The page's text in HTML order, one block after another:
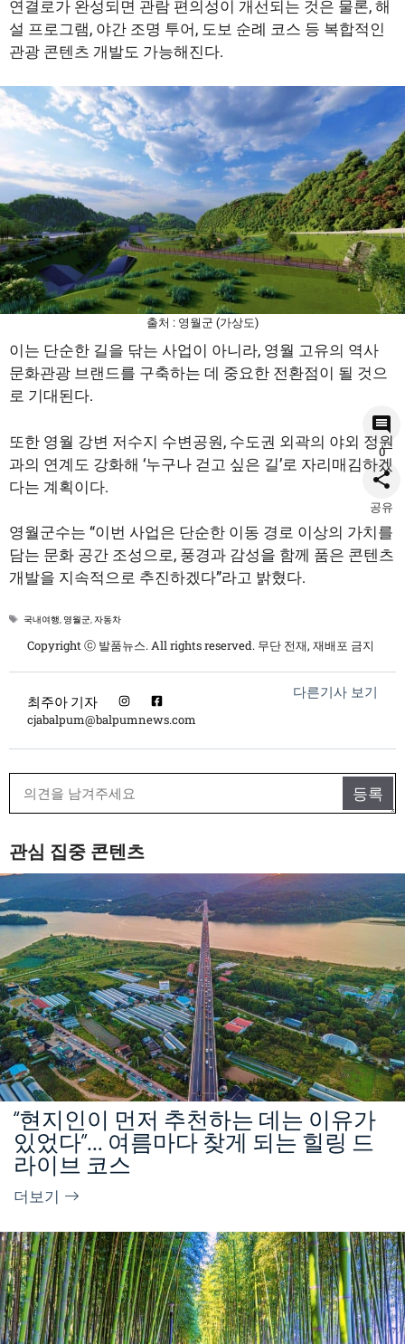
연결로가 완성되면 관람 편의성이 개선되는 것은 물론, 해
설 프로그램, 야간 조명 투어, 도보 순례 코스 등 복합적인
관광 콘텐츠 개발도 가능해진다.
출처 : 영월군 (가상도)
이는 단순한 길을 닦는 사업이 아니라, 영월 고유의 역사
문화관광 브랜드를 구축하는 데 중요한 전환점이 될 것으
로 기대된다.
또한 영월 강변 저수지 수변공원, 수도권 외곽의 야외 정원
과의 연계도 강화해 ‘누구나 걷고 싶은 길’로 자리매김하겠
다는 계획이다.
영월군수는 “이번 사업은 단순한 이동 경로 이상의 가치를
담는 문화 공간 조성으로, 풍경과 감성을 함께 품은 콘텐츠
개발을 지속적으로 추진하겠다”라고 밝혔다.
0
공유
태
국내여행, 영월군,자동차
Copyright ⓒ 발품뉴스. All rights reserved. 무단 전재, 재배포 금지
최주아 기자
cjabalpum@balpumnews.com
다른기사 보기
관심 집중 콘텐츠
“현지인이 먼저 추천하는 데는 이유가
있었다”… 여름마다 찾게 되는 힐링 드
라이브 코스
더보기